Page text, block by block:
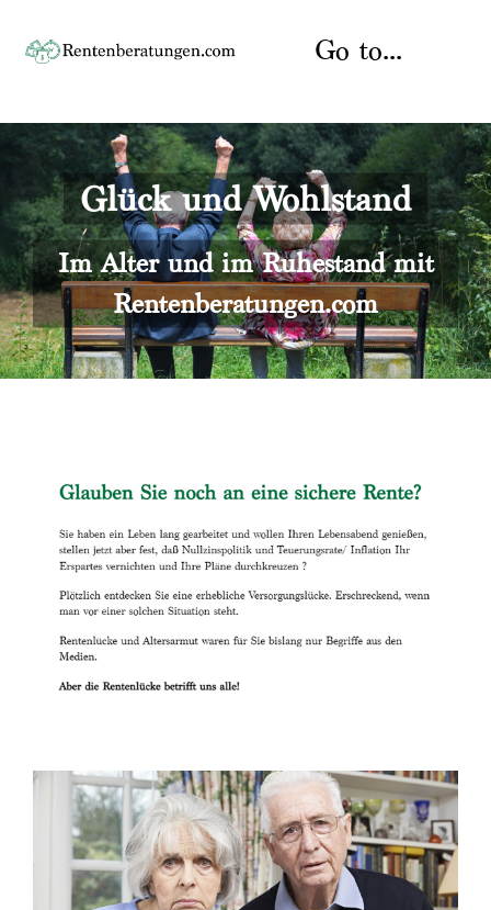
content
Go to...
Startseite
Rente
Rentenberater
Rentenversicherung
Versicherungsberatung
Über uns
Kontakt
Glück und Wohlstand
Im Alter und im Ruhestand mit
Rentenberatungen.com